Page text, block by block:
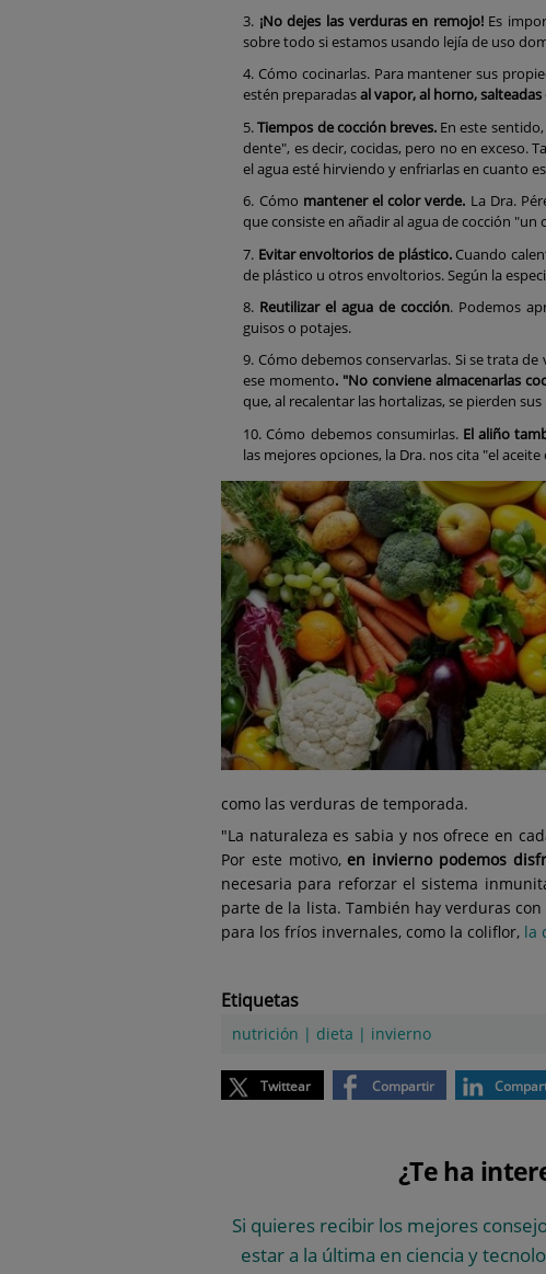
¡No dejes las verduras en remojo!Es
sobre todo si estamos usando lejía de uso
Cómo cocinarlas. Para mantener sus
estén preparadasal vapor, al horno,
Tiempos de cocción breves. En este
dente", es decir, cocidas, pero no en exceso.
el agua esté hirviendo y enfriarlas en cuanto
Cómo mantener el color verde. La Dra.
que consiste en añadir al agua de cocción
Evitar envoltorios de plástico. Cuando
de plástico u otros envoltorios. Según la
Reutilizar el agua de cocción. Podemos
guisos o potajes.
Cómo debemos conservarlas. Si se trata
ese momento. "No conviene almacenarlas
que, al recalentar las hortalizas, se pierden
Cómo debemos consumirlas. El aliño
las mejores opciones, la Dra. nos cita "el
como las verduras de temporada.
"La naturaleza es sabia y nos ofrece en
Por este motivo, en invierno podemos
necesaria para reforzar el sistema
parte de la lista. También hay verduras
para los fríos invernales, como la coliflor, la
Etiquetas
nutrición | dieta | invierno
Twittear Compartir
¿Te ha
Si quieres recibir los mejores
estar a la última en ciencia y